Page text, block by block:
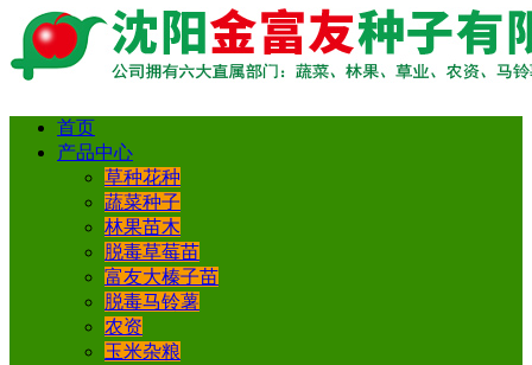
首页
产品中心
草种花种
蔬菜种子
林果苗木
脱毒草莓苗
富友大榛子苗
脱毒马铃薯
农资
玉米杂粮